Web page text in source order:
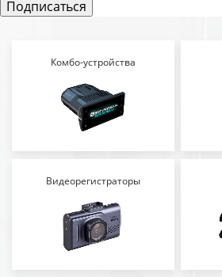
Комбо-устройства
Видеорегистраторы